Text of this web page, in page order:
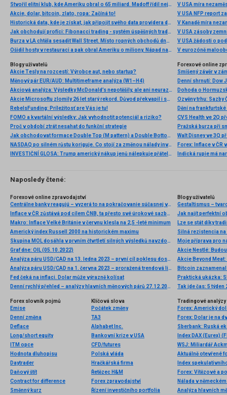
Stvořil elitní klub, kde Ameriku obral o 65 miliard. Madoff řídil největší Ponzi dějin
Akcie, dolar, bitcoin, zlato, ropa: Začíná to!
Historická data, kde je získat, jak připojit svého data providera do MultiCharts a proč je budeme potřebovat? (4. díl)
Jak obchodují profíci: Fibonacci trading - systém úspěšných traderů
Burza v LA chtěla sesadit Wall Street. Místo ropných obchodů dnes místem duní basy
Ošidil hosty v restauraci a pak obral Ameriku o miliony. Nápad na obří podvod dostal Ponzi náhodou
V USA míra
V USA NFP report
V Kanadě míra
V USA zásoby
V USA žádosti o
V eurozóně
Blogy uživatelů
Akcie Tesly na rozcestí: Výrobce aut, nebo startup?
Měnový pár EUR/AUD: Multitimeframe analýza (W1–H4)
Akciová analýza: Výsledky McDonald’s nepotěšily, ale ani neurazily. Jakou vizi společnost prezentovala?
Akcie Microsoftu zlomily 26 let starý rekord. Důvod překvapil i samotné investory
RebelsFunding: Príležitosť pre Vás je tu!
FOMO a kvartální výsledky: Jak vyhodnotit potenciál a riziko?
Proč v období ztrát nesahat do funkční strategie
Jak obchodovat formace Double Top (M pattern) a Double Bottom (W pattern)
NASDAQ po silném růstu koriguje. Co stojí za změnou nálady investorů?
INVESTIČNÍ GLOSA: Trump americký nákup jenů nálepkuje přátelstvím. Pravda je jinde
Forexové online
Smíšený závěr v
Dohoda o
Pražská burza při
Naposledy čtené:
Forexové online zpravodajství
Centrálne banky reagujú – vyzerá to na pokračovanie súčasnej vlny globálneho uvoľňovania
Inflace v ČR zůstává pod cílem ČNB, ta přesto své úrokové sazby snižovat nebude. Obává se inflačních tlaků ve službách a obecněji v jádrových položkách
Makro: Inflace Velké Británie v červnu klesla na 2,5 -leté minimum
Americký index Russell 2000 na historickém maximu
Skupina MOL dosáhla v prvním čtvrtletí silných výsledků navzdory náročnému geopolitickému prostředí a krizím v dodávkách energií
Graf dne: OIL (05.10.2022)
Analýza páru USD/CAD na 13. ledna 2023 – první cíl poklesu dosažen
Analýza páru USD/CAD na 1. června 2023 – proražená trendová linie a potenciál dalšího poklesu
Fed čeká na inflaci. Dolar může výrazně kolísat
Denní rychlý přehled – analýzy hlavních měnových párů 27.12.2013
Blogy uživatelů
Gestaltismus –
Jak najít perfektní
Lze se stát díky
Moje příprava pro
Akcie Nestlé:
Akcie Beyond
Bitcoin
Praktická ukázka:
Tak jde čas: 5 týden
Forex slovník pojmů
Emise
Denní změna
Deflace
Long/short equity
ITM opce
Hodnota dluhopisu
Daytrader
Daňový štít
Contract for difference
Směnný kurz
Klíčová slova
Počátek změny
TA3
Alphabet Inc.
Bankovní krize v USA
CFD/futures
Polská vláda
Hračkářská firma
Řetězec H&M
Forex zpravodajství
Řízení investičního portfolia
Tradingové analýzy
Sberbank: Ruská
Index DAX (Eurex)
Aktuálně otevřené
Index
Forex: Vítězové a
Nálada v
Analýza hlavních